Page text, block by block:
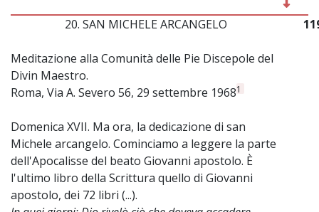
20. SAN MICHELE ARCANGELO
Meditazione alla Comunità delle Pie Discepole del
Divin Maestro.
Roma, Via A. Severo 56, 29 settembre 19681
Domenica XVII. Ma ora, la dedicazione di san
Michele arcangelo. Cominciamo a leggere la parte
dell'Apocalisse del beato Giovanni apostolo. È
l'ultimo libro della Scrittura quello di Giovanni
apostolo, dei 72 libri (...).